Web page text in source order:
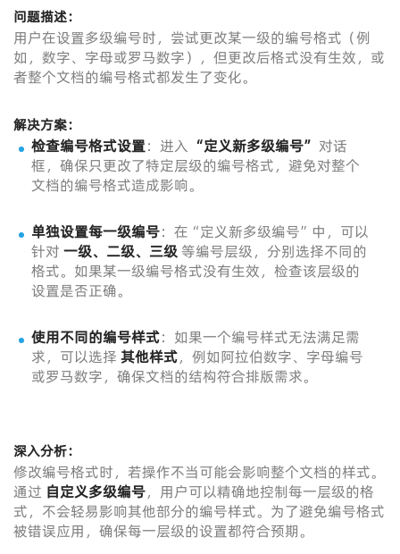
问题描述：
用户在设置多级编号时，尝试更改某一级的编号格式（例
如，数字、字母或罗马数字），但更改后格式没有生效，或
者整个文档的编号格式都发生了变化。
解决方案：
检查编号格式设置：进入 “定义新多级编号” 对话
框，确保只更改了特定层级的编号格式，避免对整个
文档的编号格式造成影响。
单独设置每一级编号：在“定义新多级编号”中，可以
针对 一级、二级、三级等编号层级，分别选择不同的
格式。如果某一级编号格式没有生效，检查该层级的
设置是否正确。
使用不同的编号样式：如果一个编号样式无法满足需
求，可以选择 其他样式，例如阿拉伯数字、字母编号
或罗马数字，确保文档的结构符合排版需求。
深入分析：
修改编号格式时，若操作不当可能会影响整个文档的样式。
通过 自定义多级编号，用户可以精确地控制每一层级的格
式，不会轻易影响其他部分的编号样式。为了避免编号格式
被错误应用，确保每一层级的设置都符合预期。